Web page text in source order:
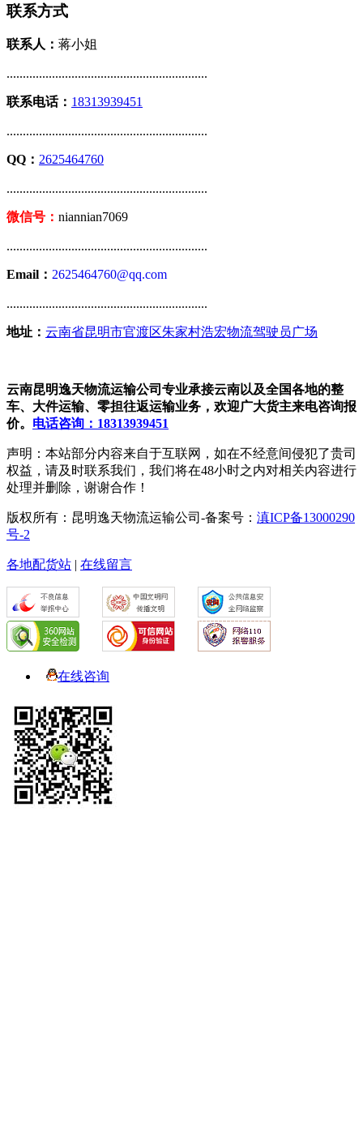
联系方式
联系人： 蒋小姐
..............................................................
联系电话： 18313939451
..............................................................
QQ： 2625464760
..............................................................
微信号： niannian7069
..............................................................
Email： 2625464760@qq.com
..............................................................
地址： 云南省昆明市官渡区朱家村浩宏物流驾驶员广场
云南昆明逸天物流运输公司专业承接云南以及全国各地的整
车、大件运输、零担往返运输业务，欢迎广大货主来电咨询报
价。 电话咨询：18313939451
声明：本站部分内容来自于互联网，如在不经意间侵犯了贵司
权益，请及时联系我们，我们将在48小时之内对相关内容进行
处理并删除，谢谢合作！
版权所有：昆明逸天物流运输公司-备案号： 滇ICP备13000290
号-2
各地配货站 | 在线留言
在线咨询